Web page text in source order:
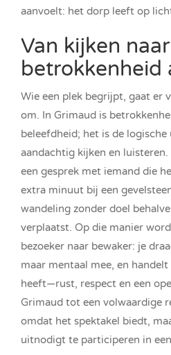
aanvoelt: het dorp leeft op
Van kijken
betrokkenheid
Wie een plek begrijpt, gaat er
om. In Grimaud is
beleefdheid; het is de
aandachtig kijken en
een gesprek met iemand die
extra minuut bij een
wandeling zonder doel
verplaatst. Op die manier
bezoeker naar bewaker: je
maar mentaal mee, en
heeft—rust, respect en een
Grimaud tot een volwaardige
omdat het spektakel biedt,
uitnodigt te participeren in